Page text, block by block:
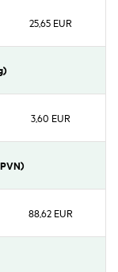
25,65 EUR
3,60 EUR
88,62 EUR